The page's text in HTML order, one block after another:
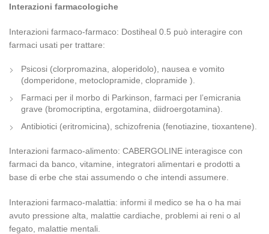
Interazioni farmacologiche
Interazioni farmaco-farmaco: Dostiheal 0.5 può interagire con
farmaci usati per trattare:
Psicosi (clorpromazina, aloperidolo), nausea e vomito
(domperidone, metoclopramide, clopramide ).
Farmaci per il morbo di Parkinson, farmaci per l’emicrania
grave (bromocriptina, ergotamina, diidroergotamina).
Antibiotici (eritromicina), schizofrenia (fenotiazine, tioxantene).
Interazioni farmaco-alimento: CABERGOLINE interagisce con
farmaci da banco, vitamine, integratori alimentari e prodotti a
base di erbe che stai assumendo o che intendi assumere.
Interazioni farmaco-malattia: informi il medico se ha o ha mai
avuto pressione alta, malattie cardiache, problemi ai reni o al
fegato, malattie mentali.